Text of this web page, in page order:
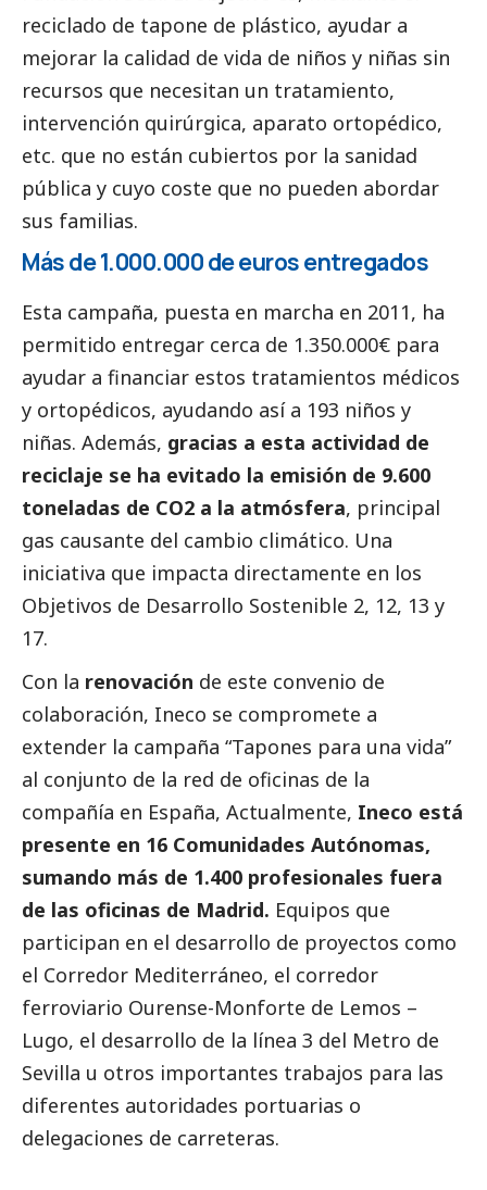
reciclado de tapone de plástico, ayudar a
mejorar la calidad de vida de niños y niñas sin
recursos que necesitan un tratamiento,
intervención quirúrgica, aparato ortopédico,
etc. que no están cubiertos por la sanidad
pública y cuyo coste que no pueden abordar
sus familias.
Más de 1.000.000 de euros entregados
Esta campaña, puesta en marcha en 2011, ha
permitido entregar cerca de 1.350.000€ para
ayudar a financiar estos tratamientos médicos
y ortopédicos, ayudando así a 193 niños y
niñas. Además, gracias a esta actividad de
reciclaje se ha evitado la emisión de 9.600
toneladas de CO2 a la atmósfera, principal
gas causante del cambio climático. Una
iniciativa que impacta directamente en los
Objetivos de Desarrollo Sostenible 2, 12, 13 y
17.
Con la renovación de este convenio de
colaboración, Ineco se compromete a
extender la campaña “Tapones para una vida”
al conjunto de la red de oficinas de la
compañía en España, Actualmente, Ineco está
presente en 16 Comunidades Autónomas,
sumando más de 1.400 profesionales fuera
de las oficinas de Madrid. Equipos que
participan en el desarrollo de proyectos como
el Corredor Mediterráneo, el corredor
ferroviario Ourense-Monforte de Lemos –
Lugo, el desarrollo de la línea 3 del Metro de
Sevilla u otros importantes trabajos para las
diferentes autoridades portuarias o
delegaciones de carreteras.